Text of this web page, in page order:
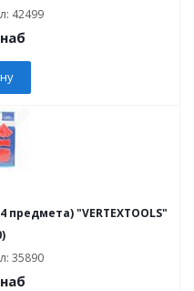
42499
"VERTEXTOOLS"
35890